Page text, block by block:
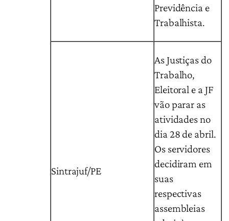
Previdência e
Trabalhista.
Sintrajuf/PE
As Justiças do
Trabalho,
Eleitoral e a JF
vão parar as
atividades no
dia 28 de abril.
Os servidores
decidiram em
suas
respectivas
assembleias